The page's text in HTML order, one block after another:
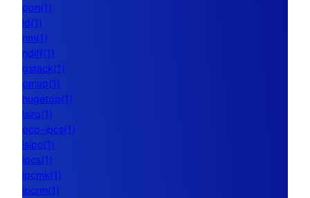
pon(1)
ld(1)
nm(1)
ndiff(1)
gstack(1)
pmap(1)
hugetop(1)
lsirq(1)
pcp-ipcs(1)
lsipc(1)
ipcs(1)
ipcmk(1)
ipcrm(1)